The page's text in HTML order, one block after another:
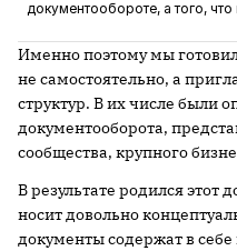
документообороте, а того, что
Именно поэтому мы
не самостоятельно, а
структур. В их числе были
документооборота,
сообщества, крупного
В результате родился этот
носит довольно
документы содержат в